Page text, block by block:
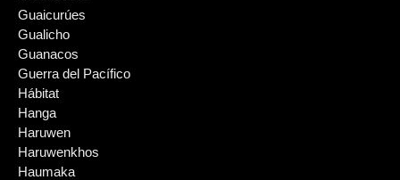
Guaicurúes
Gualicho
Guanacos
Guerra del Pacífico
Hábitat
Hanga
Haruwen
Haruwenkhos
Haumaka